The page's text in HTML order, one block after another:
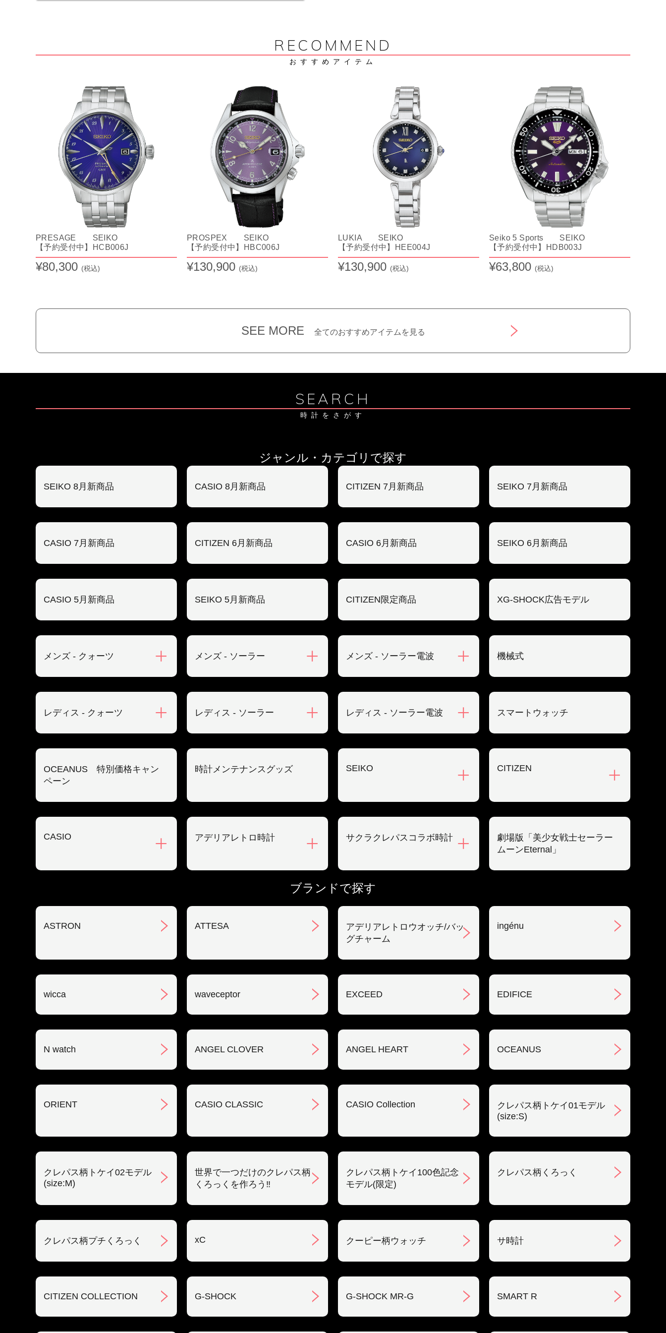
RECOMMEND
おすすめアイテム
PRESAGE SEIKO
【予約受付中】HCB006J
¥80,300 (税込)
PROSPEX SEIKO
【予約受付中】HBC006J
¥130,900 (税込)
LUKIA SEIKO
【予約受付中】HEE004J
¥130,900 (税込)
Seiko 5 Sports SEIKO
【予約受付中】HDB003J
¥63,800 (税込)
SEE MORE 全てのおすすめアイテムを見る
SEARCH
時計をさがす
ジャンル・カテゴリで探す
SEIKO 8月新商品 CASIO 8月新商品 CITIZEN 7月新商品 SEIKO 7月新商品
CASIO 7月新商品 CITIZEN 6月新商品 CASIO 6月新商品 SEIKO 6月新商品
CASIO 5月新商品 SEIKO 5月新商品 CITIZEN限定商品 XG-SHOCK広告モデル
メンズ - クォーツ メンズ - ソーラー メンズ - ソーラー電波 機械式
レディス - クォーツ レディス - ソーラー レディス - ソーラー電波 スマートウォッチ
OCEANUS 特別価格キャン
ペーン
時計メンテナンスグッズ SEIKO CITIZEN
CASIO アデリアレトロ時計 サクラクレパスコラボ時計
劇場版「美少女戦士セーラー
ムーンEternal」
ブランドで探す
ASTRON ATTESA
アデリアレトロウオッチ/バッ
グチャーム
ingénu
wicca waveceptor EXCEED EDIFICE
N watch ANGEL CLOVER ANGEL HEART OCEANUS
ORIENT CASIO CLASSIC CASIO Collection
クレパス柄トケイ01モデル
(size:S)
クレパス柄トケイ02モデル
(size:M)
世界で一つだけのクレパス柄
くろっくを作ろう‼︎
クレパス柄トケイ100色記念
モデル(限定)
クレパス柄くろっく
クレパス柄プチくろっく xC クーピー柄ウォッチ サ時計
CITIZEN COLLECTION G-SHOCK G-SHOCK MR-G SMART R